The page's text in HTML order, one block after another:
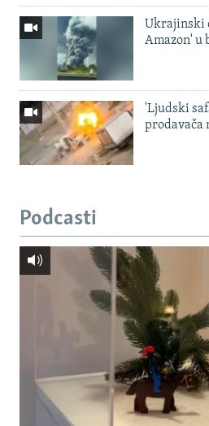
Ukrajinski
Amazon' u
'Ljudski
prodavača
Podcasti